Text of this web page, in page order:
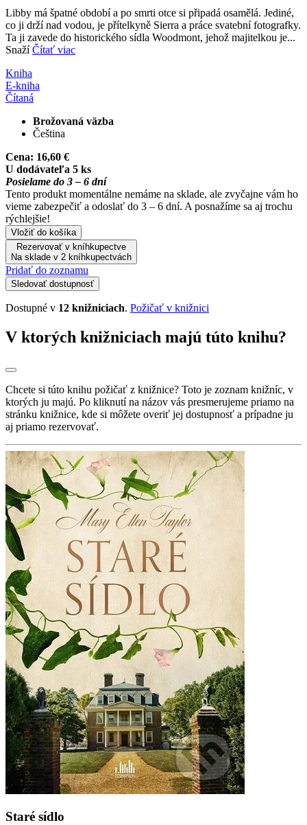
Libby má špatné období a po smrti otce si připadá osamělá. Jediné,
co ji drží nad vodou, je přítelkyně Sierra a práce svatební fotografky.
Ta ji zavede do historického sídla Woodmont, jehož majitelkou je...
SnažíČítať viac
Kniha
E-kniha
Čítaná
Brožovaná väzba
Čeština
Cena: 16,60 €
U dodávateľa 5 ks
Posielame do 3 – 6 dní
Tento produkt momentálne nemáme na sklade, ale zvyčajne vám ho
vieme zabezpečiť a odoslať do 3 – 6 dní. A posnažíme sa aj trochu
rýchlejšie!
Vložiť do košíka
Rezervovať v kníhkupectve
Na sklade v 2 kníhkupectvách
Pridať do zoznamu
Sledovať dostupnosť
Dostupné v 12 knižniciach. Požičať v knižnici
V ktorých knižniciach majú túto knihu?
Chcete si túto knihu požičať z knižnice? Toto je zoznam knižníc, v
ktorých ju majú. Po kliknutí na názov vás presmerujeme priamo na
stránku knižnice, kde si môžete overiť jej dostupnosť a prípadne ju
aj priamo rezervovať.
Staré sídlo